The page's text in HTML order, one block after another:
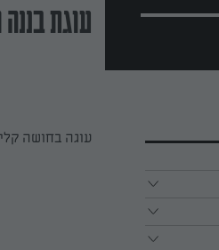
עוגת
עוגה בחושה